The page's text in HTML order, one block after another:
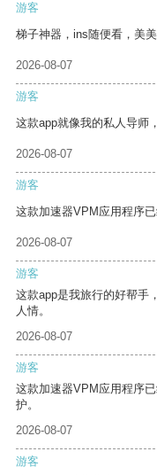
游客
梯子神器，ins随便看，美美
2026-08-07
游客
这款app就像我的私人导师
2026-08-07
游客
这款加速器VPM应用程序
2026-08-07
游客
这款app是我旅行的好帮手
人情。
2026-08-07
游客
这款加速器VPM应用程序
护。
2026-08-07
游客